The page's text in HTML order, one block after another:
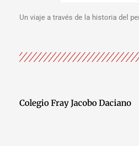
Un viaje a través de la historia del
Colegio Fray Jacobo Daciano